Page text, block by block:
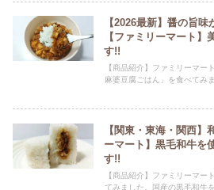
【2026最新】醤の旨
【ファミリーマート
す!!
【商品紹介】ファミリーマー
麻婆豆腐ごはん」を食べてみ
【関東・東海・関西】
ーマート】黒毛和牛を
す!!
【商品紹介】ファミリーマー
てみました。国産の黒毛和牛